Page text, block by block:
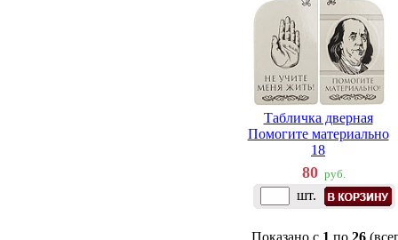
Табличка дверная
Помогите материально
18
80 руб.
шт.
Показано с 1 по 26